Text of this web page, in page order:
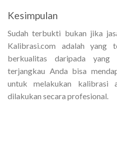
Kesimpulan
Sudah terbukti bukan jika
Kalibrasi.com adalah yang
berkualitas daripada
terjangkau Anda bisa
untuk melakukan
dilakukan secara profesional.